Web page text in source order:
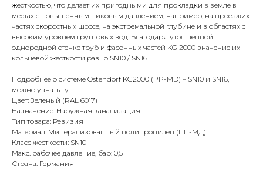
жесткостью, что делает их пригодными для прокладки в земле в
местах с повышенным пиковым давлением, например, на проезжих
частях скоростных шоссе, на экстремальной глубине и в областях с
высоким уровнем грунтовых вод. Благодаря утолщенной
однородной стенке труб и фасонных частей KG 2000 значение их
кольцевой жесткости равно SN10 / SN16.
Подробнее о системе Ostendorf KG2000 (PP-MD) – SN10 и SN16,
можно узнать тут.
Цвет: Зеленый (RAL 6017)
Назначение: Наружная канализация
Тип товара: Ревизия
Материал: Минерализованный полипропилен (ПП-МД)
Класс жесткости: SN10
Макс. рабочее давление, бар: 0,5
Страна: Германия